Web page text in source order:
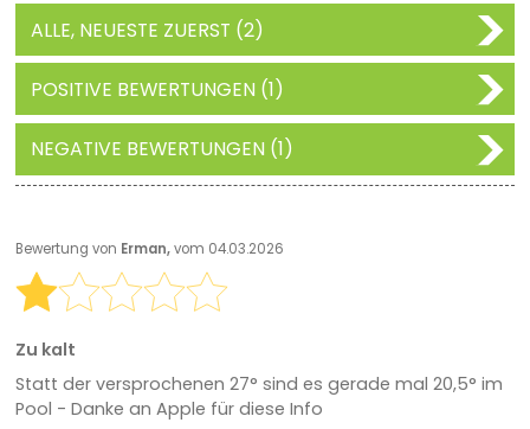
ALLE, NEUESTE ZUERST (2)
POSITIVE BEWERTUNGEN (1)
NEGATIVE BEWERTUNGEN (1)
Bewertung von Erman,vom 04.03.2026
Zu kalt
Statt der versprochenen 27° sind es gerade mal 20,5° im
Pool - Danke an Apple für diese Info